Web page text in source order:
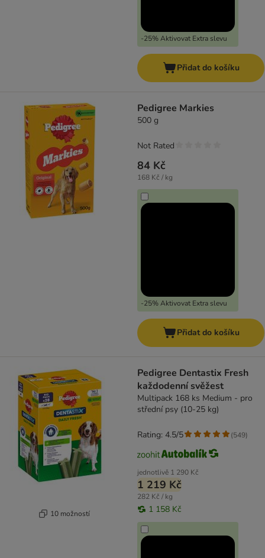
-25% Aktivovat Extra slevu
Přidat do košíku
Pedigree Markies
500 g
84 Kč
168 Kč / kg
-25% Aktivovat Extra slevu
Not Rated
Přidat do košíku
10 možností
Pedigree Dentastix Fresh
každodenní svěžest
Multipack 168 ks Medium - pro
střední psy (10-25 kg)
jednotlivě 1 290 Kč
1 219 Kč
282 Kč / kg
1 158 Kč
Rating: 4.5/5 (549)